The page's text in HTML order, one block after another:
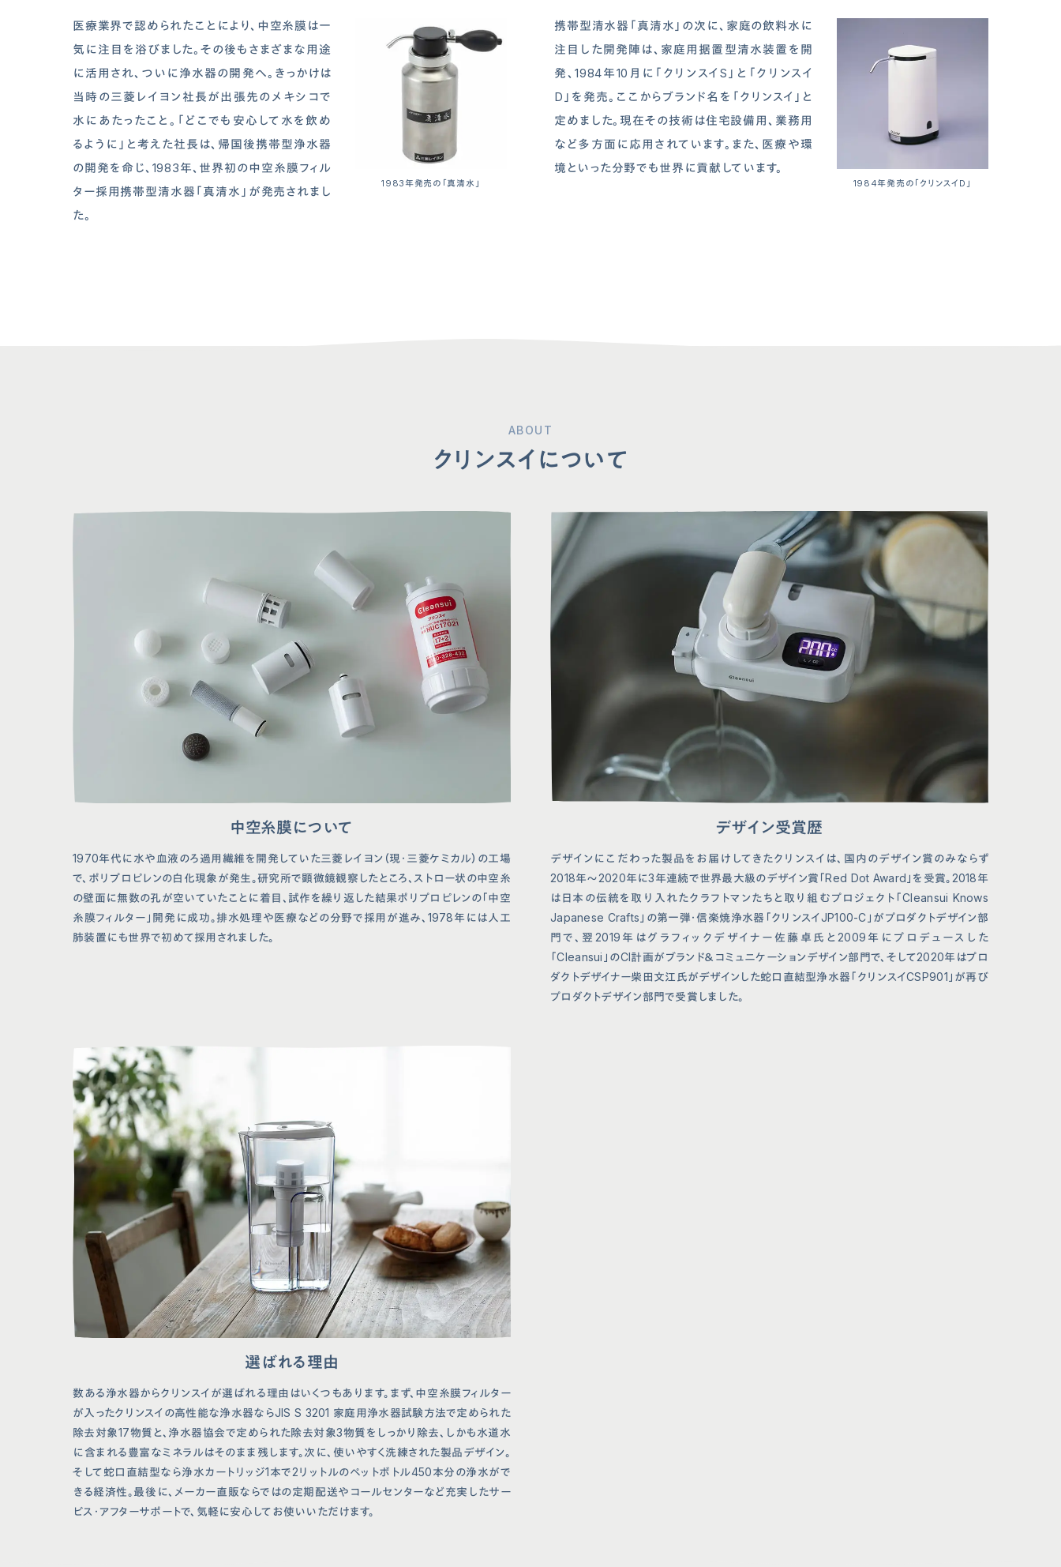
プライバシーポリシー
サイトポリシー
ソーシャルメディアポリシー
法人の皆様へ
取扱説明書
クリンスイ通販サイト
取り付けが可能な蛇口一覧
お手入れ方法
よくあるご質問
お問い合わせ
クリンスイクラブ
1983年発売の「真清水」
医療業界で認められたことにより、中空糸膜は一
気に注目を浴びました。その後もさまざまな用途
に活用され、ついに浄水器の開発へ。きっかけは
当時の三菱レイヨン社長が出張先のメキシコで
水にあたったこと。「どこでも安心して水を飲め
るように」と考えた社長は、帰国後携帯型浄水器
の開発を命じ、1983年、世界初の中空糸膜フィル
ター採用携帯型清水器「真清水」が発売されまし
た。
1984年発売の「クリンスイD」
携帯型清水器「真清水」の次に、家庭の飲料水に
注目した開発陣は、家庭用据置型清水装置を開
発、1984年10月に「クリンスイS」と「クリンスイ
D」を発売。ここからブランド名を「クリンスイ」と
定めました。現在その技術は住宅設備用、業務用
など多方面に応用されています。また、医療や環
境といった分野でも世界に貢献しています。
ABOUT
クリンスイについて
中空糸膜について
1970年代に水や血液のろ過用繊維を開発していた三菱レイヨン（現・三菱ケミカル）の工場
で、ポリプロピレンの白化現象が発生。研究所で顕微鏡観察したところ、ストロー状の中空糸
の壁面に無数の孔が空いていたことに着目、試作を繰り返した結果ポリプロピレンの「中空
糸膜フィルター」開発に成功。排水処理や医療などの分野で採用が進み、1978年には人工
肺装置にも世界で初めて採用されました。
デザイン受賞歴
デザインにこだわった製品をお届けしてきたクリンスイは、国内のデザイン賞のみならず
2018年〜2020年に3年連続で世界最大級のデザイン賞「Red Dot Award」を受賞。2018年
は日本の伝統を取り入れたクラフトマンたちと取り組むプロジェクト「Cleansui Knows
Japanese Crafts」の第一弾・信楽焼浄水器「クリンスイJP100-C」がプロダクトデザイン部
門で、翌2019年はグラフィックデザイナー佐藤卓氏と2009年にプロデュースした
「Cleansui」のCI計画がブランド＆コミュニケーションデザイン部門で、そして2020年はプロ
ダクトデザイナー柴田文江氏がデザインした蛇口直結型浄水器「クリンスイCSP901」が再び
プロダクトデザイン部門で受賞しました。
選ばれる理由
数ある浄水器からクリンスイが選ばれる理由はいくつもあります。まず、中空糸膜フィルター
が入ったクリンスイの高性能な浄水器ならJIS S 3201 家庭用浄水器試験方法で定められた
除去対象17物質と、浄水器協会で定められた除去対象3物質をしっかり除去、しかも水道水
に含まれる豊富なミネラルはそのまま残します。次に、使いやすく洗練された製品デザイン。
そして蛇口直結型なら浄水カートリッジ1本で2リットルのペットボトル450本分の浄水がで
きる経済性。最後に、メーカー直販ならではの定期配送やコールセンターなど充実したサー
ビス・アフターサポートで、気軽に安心してお使いいただけます。